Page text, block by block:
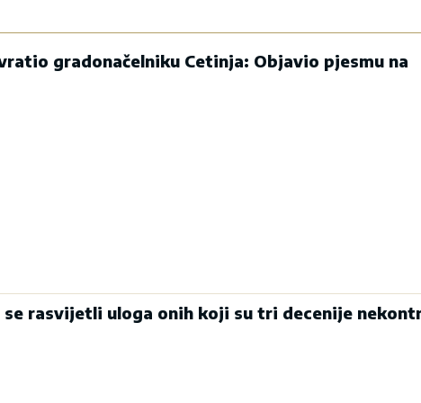
gradonačelniku Cetinja: Objavio pjesmu na
se rasvijetli uloga onih koji su tri decenije